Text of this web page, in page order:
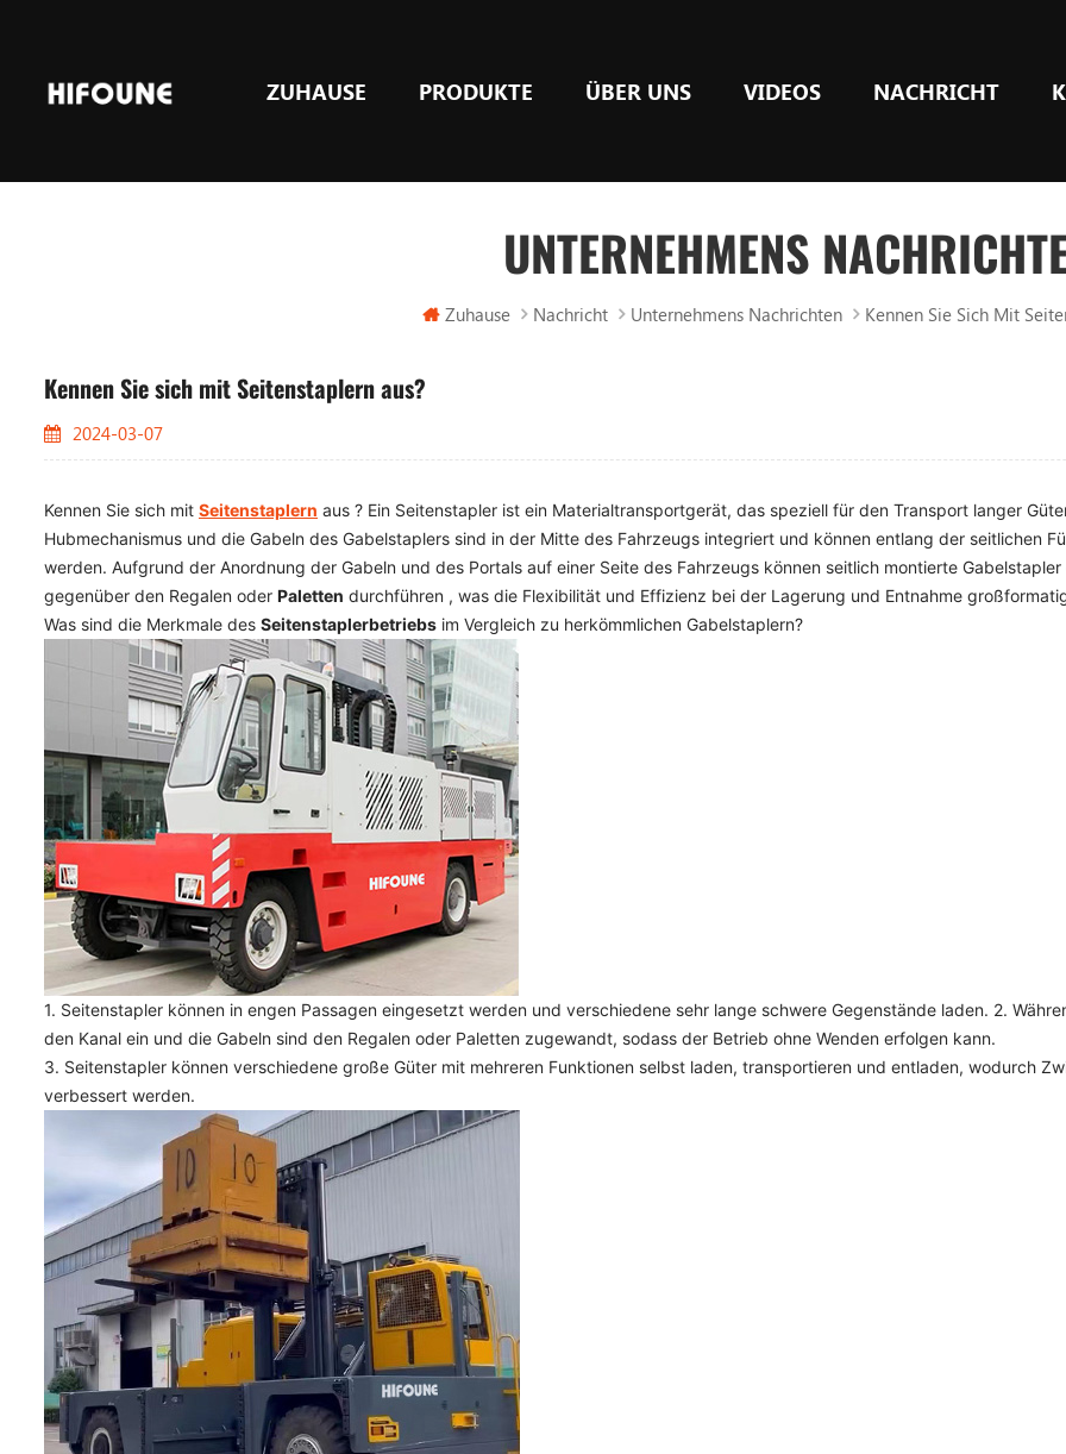
ZUHAUSE PRODUKTE ÜBER UNS VIDEOS NACHRICHT
UNTERNEHMENS
Zuhause Nachricht Unternehmens Nachrichten Kennen Sie Sich Mit
Kennen Sie sich mit Seitenstaplern aus?
2024-03-07
Kennen Sie sich mit Seitenstaplern aus ? Ein Seitenstapler ist ein Materialtransportgerät, das speziell für den Transport langer
Hubmechanismus und die Gabeln des Gabelstaplers sind in der Mitte des Fahrzeugs integriert und können entlang der seitlichen
werden. Aufgrund der Anordnung der Gabeln und des Portals auf einer Seite des Fahrzeugs können seitlich montierte
gegenüber den Regalen oder Paletten durchführen , was die Flexibilität und Effizienz bei der Lagerung und Entnahme
Was sind die Merkmale des Seitenstaplerbetriebs im Vergleich zu herkömmlichen Gabelstaplern?
1. Seitenstapler können in engen Passagen eingesetzt werden und verschiedene sehr lange schwere Gegenstände laden. 2.
den Kanal ein und die Gabeln sind den Regalen oder Paletten zugewandt, sodass der Betrieb ohne Wenden erfolgen kann.
3. Seitenstapler können verschiedene große Güter mit mehreren Funktionen selbst laden, transportieren und entladen, wodurch
verbessert werden.